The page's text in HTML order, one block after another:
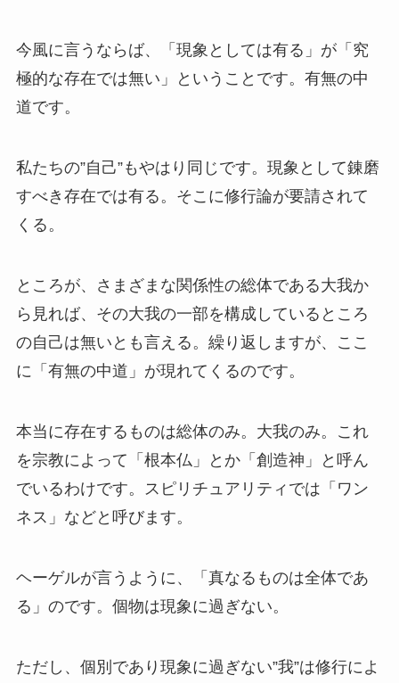
今風に言うならば、「現象としては有る」が「究
極的な存在では無い」ということです。有無の中
道です。
私たちの”自己”もやはり同じです。現象として錬磨
すべき存在では有る。そこに修行論が要請されて
くる。
ところが、さまざまな関係性の総体である大我か
ら見れば、その大我の一部を構成しているところ
の自己は無いとも言える。繰り返しますが、ここ
に「有無の中道」が現れてくるのです。
本当に存在するものは総体のみ。大我のみ。これ
を宗教によって「根本仏」とか「創造神」と呼ん
でいるわけです。スピリチュアリティでは「ワン
ネス」などと呼びます。
ヘーゲルが言うように、「真なるものは全体であ
る」のです。個物は現象に過ぎない。
ただし、個別であり現象に過ぎない”我”は修行によ